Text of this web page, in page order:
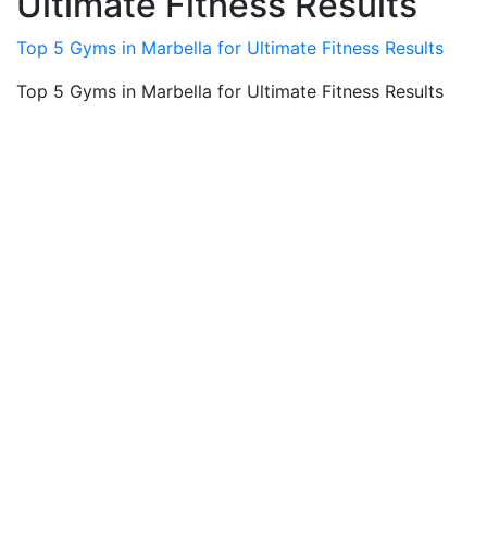
Top 5 Gyms in Marbella for Ultimate Fitness Results
Top 5 Gyms in Marbella for Ultimate Fitness Results